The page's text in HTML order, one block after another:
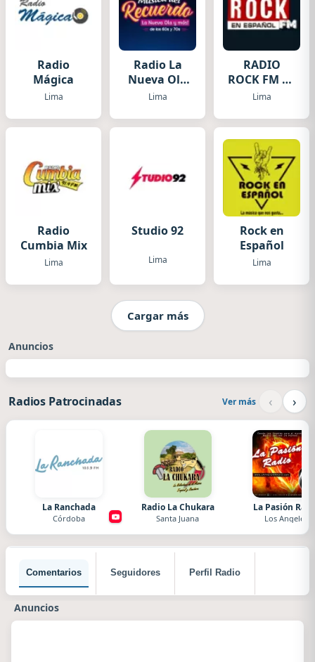
Radio
Mágica
Lima
Radio La
Nueva Ola
Inolvidable
Lima
RADIO
ROCK FM en
Español
Lima
Radio
Cumbia Mix
Lima
Studio 92
Lima
Rock en
Español
Lima
Cargar más
Anuncios
Radios Patrocinadas Ver más ‹ ›
La Ranchada
Córdoba
Radio La Chukara
Santa Juana
La Pasión
Los Angeles
Comentarios Seguidores Perfil Radio
Anuncios